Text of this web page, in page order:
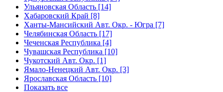
Ульяновская Область [14]
Хабаровский Край [8]
Ханты-Мансийский Авт. Окр. - Югра [7]
Челябинская Область [17]
Чеченская Республика [4]
Чувашская Республика [10]
Чукотский Авт. Окр. [1]
Ямало-Ненецкий Авт. Окр. [3]
Ярославская Область [10]
Показать все